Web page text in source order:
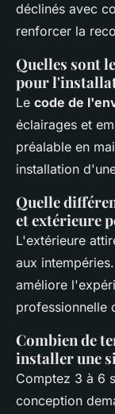
déclinés avec
renforcer la
Quelles sont
pour
Le code de
éclairages et
préalable en
installation
Quelle
et extérieure
L'extérieure
aux
améliore
professionnelle
Combien de
installer une
Comptez 3 à 6
conception